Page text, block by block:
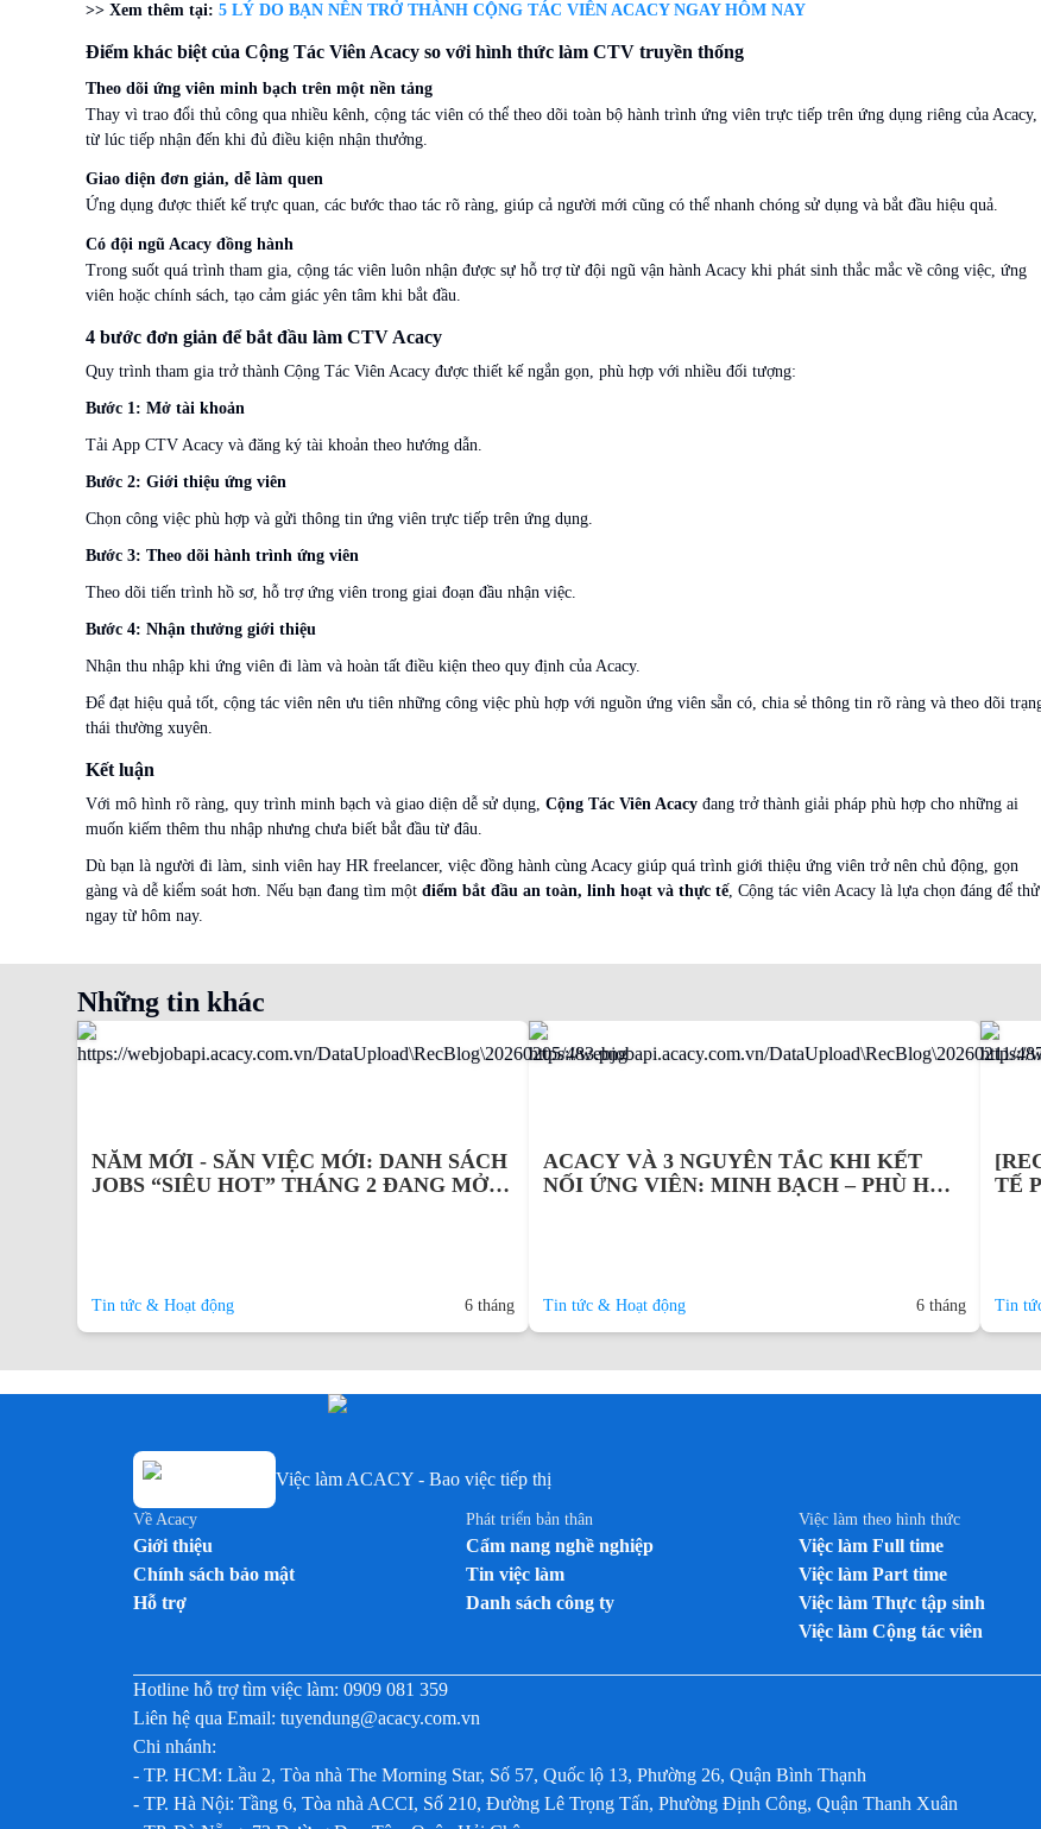
>> Xem thêm tại: 5 LÝ DO BẠN NÊN TRỞ THÀNH CỘNG TÁC VIÊN ACACY NGAY HÔM NAY
Điểm khác biệt của Cộng Tác Viên Acacy so với hình thức làm CTV truyền thống
Theo dõi ứng viên minh bạch trên một nền tảng
Thay vì trao đổi thủ công qua nhiều kênh, cộng tác viên có thể theo dõi toàn bộ hành trình ứng viên trực tiếp trên ứng dụng riêng của Acacy,
từ lúc tiếp nhận đến khi đủ điều kiện nhận thưởng.
Giao diện đơn giản, dễ làm quen
Ứng dụng được thiết kế trực quan, các bước thao tác rõ ràng, giúp cả người mới cũng có thể nhanh chóng sử dụng và bắt đầu hiệu quả.
Có đội ngũ Acacy đồng hành
Trong suốt quá trình tham gia, cộng tác viên luôn nhận được sự hỗ trợ từ đội ngũ vận hành Acacy khi phát sinh thắc mắc về công việc, ứng
viên hoặc chính sách, tạo cảm giác yên tâm khi bắt đầu.
4 bước đơn giản để bắt đầu làm CTV Acacy
Quy trình tham gia trở thành Cộng Tác Viên Acacy được thiết kế ngắn gọn, phù hợp với nhiều đối tượng:
Bước 1: Mở tài khoản
Tải App CTV Acacy và đăng ký tài khoản theo hướng dẫn.
Bước 2: Giới thiệu ứng viên
Chọn công việc phù hợp và gửi thông tin ứng viên trực tiếp trên ứng dụng.
Bước 3: Theo dõi hành trình ứng viên
Theo dõi tiến trình hồ sơ, hỗ trợ ứng viên trong giai đoạn đầu nhận việc.
Bước 4: Nhận thưởng giới thiệu
Nhận thu nhập khi ứng viên đi làm và hoàn tất điều kiện theo quy định của Acacy.
Để đạt hiệu quả tốt, cộng tác viên nên ưu tiên những công việc phù hợp với nguồn ứng viên sẵn có, chia sẻ thông tin rõ ràng và theo dõi
thái thường xuyên.
Kết luận
Với mô hình rõ ràng, quy trình minh bạch và giao diện dễ sử dụng, Cộng Tác Viên Acacy đang trở thành giải pháp phù hợp cho những ai
muốn kiếm thêm thu nhập nhưng chưa biết bắt đầu từ đâu.
Dù bạn là người đi làm, sinh viên hay HR freelancer, việc đồng hành cùng Acacy giúp quá trình giới thiệu ứng viên trở nên chủ động, gọn
gàng và dễ kiểm soát hơn. Nếu bạn đang tìm một điểm bắt đầu an toàn, linh hoạt và thực tế, Cộng tác viên Acacy là lựa chọn đáng để thử
ngay từ hôm nay.
Những tin khác
NĂM MỚI - SĂN VIỆC MỚI: DANH SÁCH
JOBS “SIÊU HOT” THÁNG 2 ĐANG MỞ
Tin tức & Hoạt động 6 tháng
ACACY VÀ 3 NGUYÊN TẮC KHI KẾT
NỐI ỨNG VIÊN: MINH BẠCH – PHÙ HỢP
Tin tức & Hoạt động 6 tháng
TẾ
Tin
Việc làm ACACY - Bao việc tiếp thị
Về Acacy
Giới thiệu
Chính sách bảo mật
Hỗ trợ
Phát triển bản thân
Cẩm nang nghề nghiệp
Tin việc làm
Danh sách công ty
Việc làm theo hình thức
Việc làm Full time
Việc làm Part time
Việc làm Thực tập sinh
Việc làm Cộng tác viên
Hotline hỗ trợ tìm việc làm: 0909 081 359
Liên hệ qua Email: tuyendung@acacy.com.vn
Chi nhánh:
- TP. HCM: Lầu 2, Tòa nhà The Morning Star, Số 57, Quốc lộ 13, Phường 26, Quận Bình Thạnh
- TP. Hà Nội: Tầng 6, Tòa nhà ACCI, Số 210, Đường Lê Trọng Tấn, Phường Định Công, Quận Thanh Xuân